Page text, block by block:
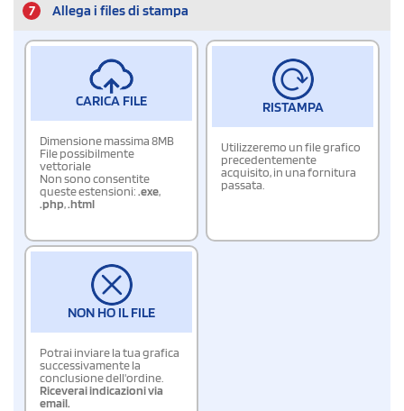
7 Allega i files di stampa
CARICA FILE
Dimensione massima 8MB
File possibilmente
vettoriale
Non sono consentite
queste estensioni:.exe,
.php,.html
RISTAMPA
Utilizzeremo un file grafico
precedentemente
acquisito, in una fornitura
passata.
NON HO IL FILE
Potrai inviare la tua grafica
successivamente la
conclusione dell'ordine.
Riceverai indicazioni via
email.